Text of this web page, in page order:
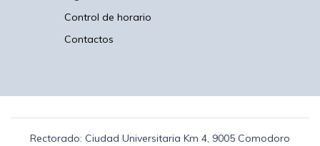
Control de horario
Contactos
Rectorado: Ciudad Universitaria Km 4, 9005 Comodoro